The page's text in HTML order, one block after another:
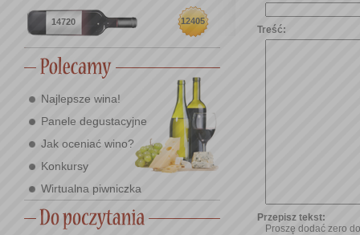
14720 12405
Najlepsze wina!
Panele degustacyjne
Jak oceniać wino?
Konkursy
Wirtualna piwniczka
Treść:
Przepisz tekst:
Proszę dodać zero